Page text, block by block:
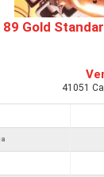
Gold
41051